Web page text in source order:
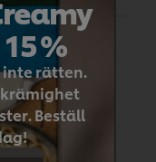
kokt
%
inte rätten.
krämighet
Beställ